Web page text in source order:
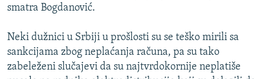
smatra Bogdanović.
Neki dužnici u Srbiji u prošlosti su se teško mirili sa
sankcijama zbog neplaćanja računa, pa su tako
zabeleženi slučajevi da su najtvrdokornije neplatiše